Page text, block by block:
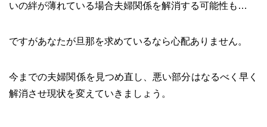
いの絆が薄れている場合夫婦関係を解消する可能性も…
ですがあなたが旦那を求めているなら心配ありません。
今までの夫婦関係を見つめ直し、悪い部分はなるべく早く
解消させ現状を変えていきましょう。